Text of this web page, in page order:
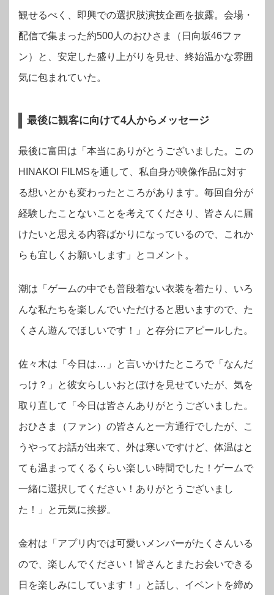
観せるべく、即興での選択肢演技企画を披露。会場・
配信で集まった約500人のおひさま（日向坂46ファ
ン）と、安定した盛り上がりを見せ、終始温かな雰囲
気に包まれていた。
最後に観客に向けて4人からメッセージ
最後に富田は「本当にありがとうございました。この
HINAKOI FILMSを通して、私自身が映像作品に対す
る想いとかも変わったところがあります。毎回自分が
経験したことないことを考えてくださり、皆さんに届
けたいと思える内容ばかりになっているので、これか
らも宜しくお願いします」とコメント。
潮は「ゲームの中でも普段着ない衣装を着たり、いろ
んな私たちを楽しんでいただけると思いますので、た
くさん遊んでほしいです！」と存分にアピールした。
佐々木は「今日は…」と言いかけたところで「なんだ
っけ？」と彼女らしいおとぼけを見せていたが、気を
取り直して「今日は皆さんありがとうございました。
おひさま（ファン）の皆さんと一方通行でしたが、こ
うやってお話が出来て、外は寒いですけど、体温はと
ても温まってくるくらい楽しい時間でした！ゲームで
一緒に選択してください！ありがとうございまし
た！」と元気に挨拶。
金村は「アプリ内では可愛いメンバーがたくさんいる
ので、楽しんでください！皆さんとまたお会いできる
日を楽しみにしています！」と話し、イベントを締め